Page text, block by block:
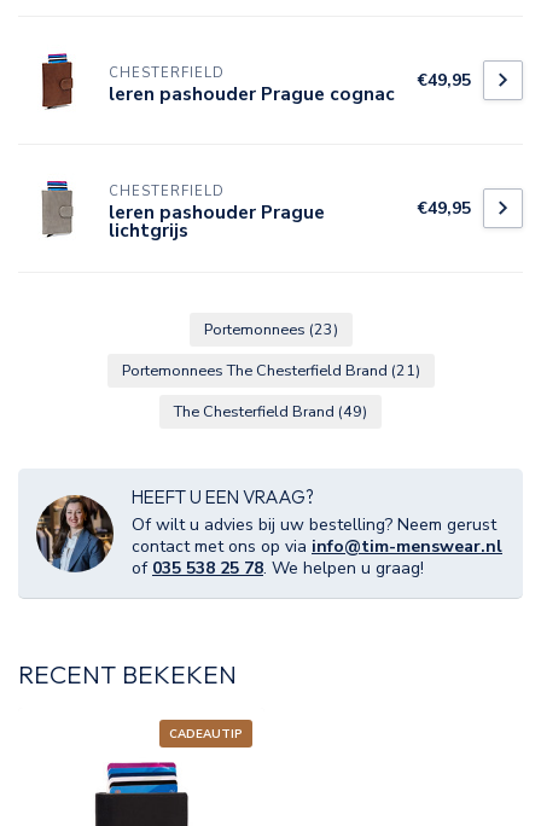
CHESTERFIELD
leren pashouder Prague cognac €49,95
CHESTERFIELD
leren pashouder Prague
lichtgrijs
€49,95
Portemonnees (23)
Portemonnees The Chesterfield Brand (21)
The Chesterfield Brand (49)
HEEFT U EEN VRAAG?
Of wilt u advies bij uw bestelling? Neem gerust
contact met ons op via info@tim-menswear.nl
of 035 538 25 78. We helpen u graag!
RECENT BEKEKEN
CADEAUTIP